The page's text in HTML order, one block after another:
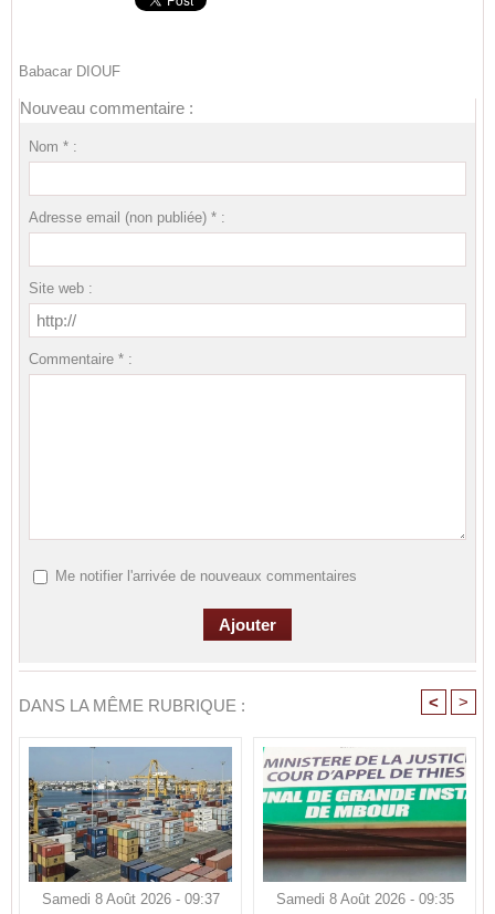
Babacar DIOUF
Nouveau commentaire :
Nom * :
Adresse email (non publiée) * :
Site web :
Commentaire * :
Me notifier l'arrivée de nouveaux commentaires
DANS LA MÊME RUBRIQUE : < >
Samedi 8 Août 2026 - 09:37 Samedi 8 Août 2026 - 09:35